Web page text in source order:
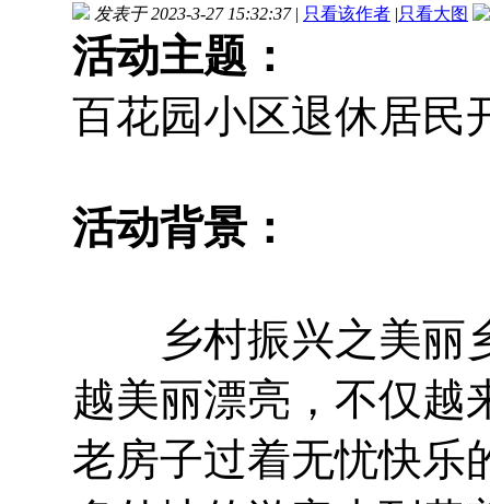
发表于 2023-3-27 15:32:37 | 只看该作者 |只看大图
活动主题：
百花园小区退休居民
活动背景：
乡村振兴之美丽
越美丽漂亮，不仅越
老房子过着无忧快乐